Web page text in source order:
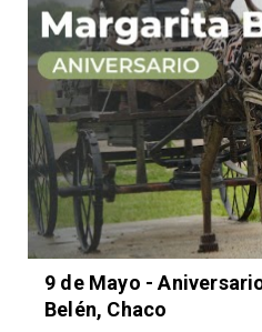
9 de Mayo -
Belén, Chaco